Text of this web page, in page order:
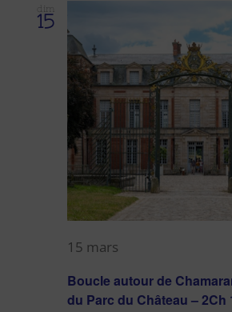
dim
15
Boucle autour de
du Parc du Château – 2Ch
15 mars